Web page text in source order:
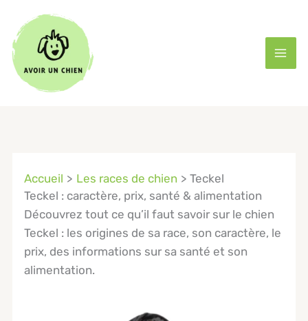
contenu
Accueil Les races de chien
Teckel
Teckel : caractère, prix, santé & alimentation
Découvrez tout ce qu’il faut savoir sur le chien
Teckel : les origines de sa race, son caractère, le
prix, des informations sur sa santé et son
alimentation.